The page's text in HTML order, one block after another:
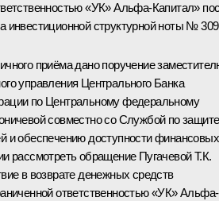
«УК» Альфа-Капитал»
инвестиционной структурной ноты №
приёма дано поручение
управления Центрального Банка
по Центральному федеральному
совместно со Службой по защите
и обеспечению доступности финансовых
рассмотреть обращение Пугачевой Т.К.
в возврате денежных средств
ответственностью «УК» Альфа-